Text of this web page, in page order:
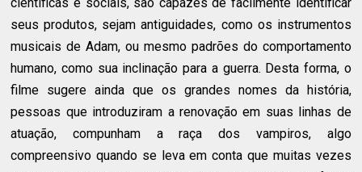
seus produtos, sejam antiguidades, como os instrumentos
musicais de Adam, ou mesmo padrões do comportamento
humano, como sua inclinação para a guerra. Desta forma, o
filme sugere ainda que os grandes nomes da história,
pessoas que introduziram a renovação em suas linhas de
atuação, compunham a raça dos vampiros, algo
compreensivo quando se leva em conta que muitas vezes